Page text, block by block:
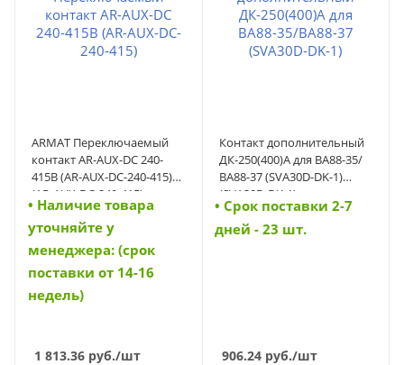
ARMAT Переключаемый
контакт AR-AUX-DC 240-
415В (AR-AUX-DC-240-415)
(AR-AUX-DC-240-415)
• Наличие товара
уточняйте у
менеджера: (срок
поставки от 14-16
недель)
1 813.36 руб./шт
Контакт дополнительный
ДК-250(400)А для ВА88-35/
ВА88-37 (SVA30D-DK-1)
(SVA30D-DK-1)
• Cрок поставки 2-7
дней - 23 шт.
906.24руб./шт